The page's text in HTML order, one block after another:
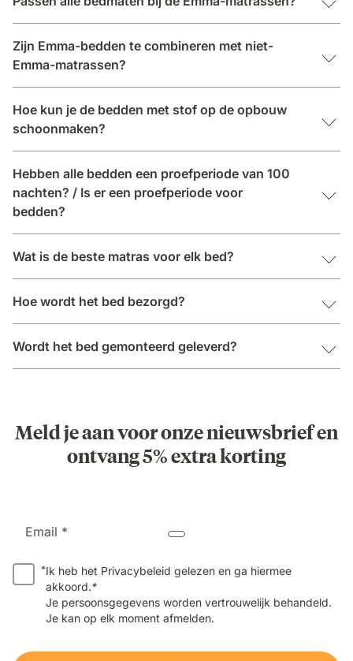
Zijn Emma-bedden te combineren met niet-
Emma-matrassen?
Hoe kun je de bedden met stof op de opbouw
schoonmaken?
Hebben alle bedden een proefperiode van 100
nachten? / Is er een proefperiode voor
bedden?
Wat is de beste matras voor elk bed?
Hoe wordt het bed bezorgd?
Wordt het bed gemonteerd geleverd?
Meld je aan voor onze nieuwsbrief en
ontvang 5% extra korting
Email *
*Ik heb het Privacybeleid gelezen en ga hiermee
akkoord.*
Je persoonsgegevens worden vertrouwelijk behandeld.
Je kan op elk moment afmelden.